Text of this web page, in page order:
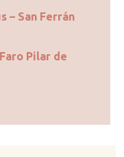
– San Ferrán
Pilar de